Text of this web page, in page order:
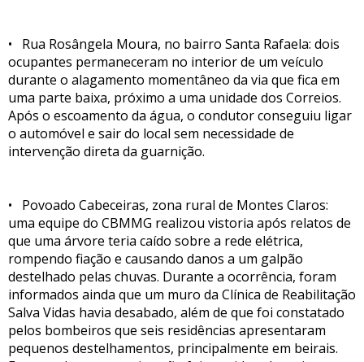
• Rua Rosângela Moura, no bairro Santa Rafaela: dois
ocupantes permaneceram no interior de um veículo
durante o alagamento momentâneo da via que fica em
uma parte baixa, próximo a uma unidade dos Correios.
Após o escoamento da água, o condutor conseguiu ligar
o automóvel e sair do local sem necessidade de
intervenção direta da guarnição.
• Povoado Cabeceiras, zona rural de Montes Claros:
uma equipe do CBMMG realizou vistoria após relatos de
que uma árvore teria caído sobre a rede elétrica,
rompendo fiação e causando danos a um galpão
destelhado pelas chuvas. Durante a ocorrência, foram
informados ainda que um muro da Clínica de Reabilitação
Salva Vidas havia desabado, além de que foi constatado
pelos bombeiros que seis residências apresentaram
pequenos destelhamentos, principalmente em beirais.